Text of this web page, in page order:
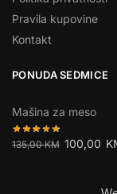
Pravila kupovine
Kontakt
PONUDA SEDMICE
Mašina za meso
135,00KM 100,00